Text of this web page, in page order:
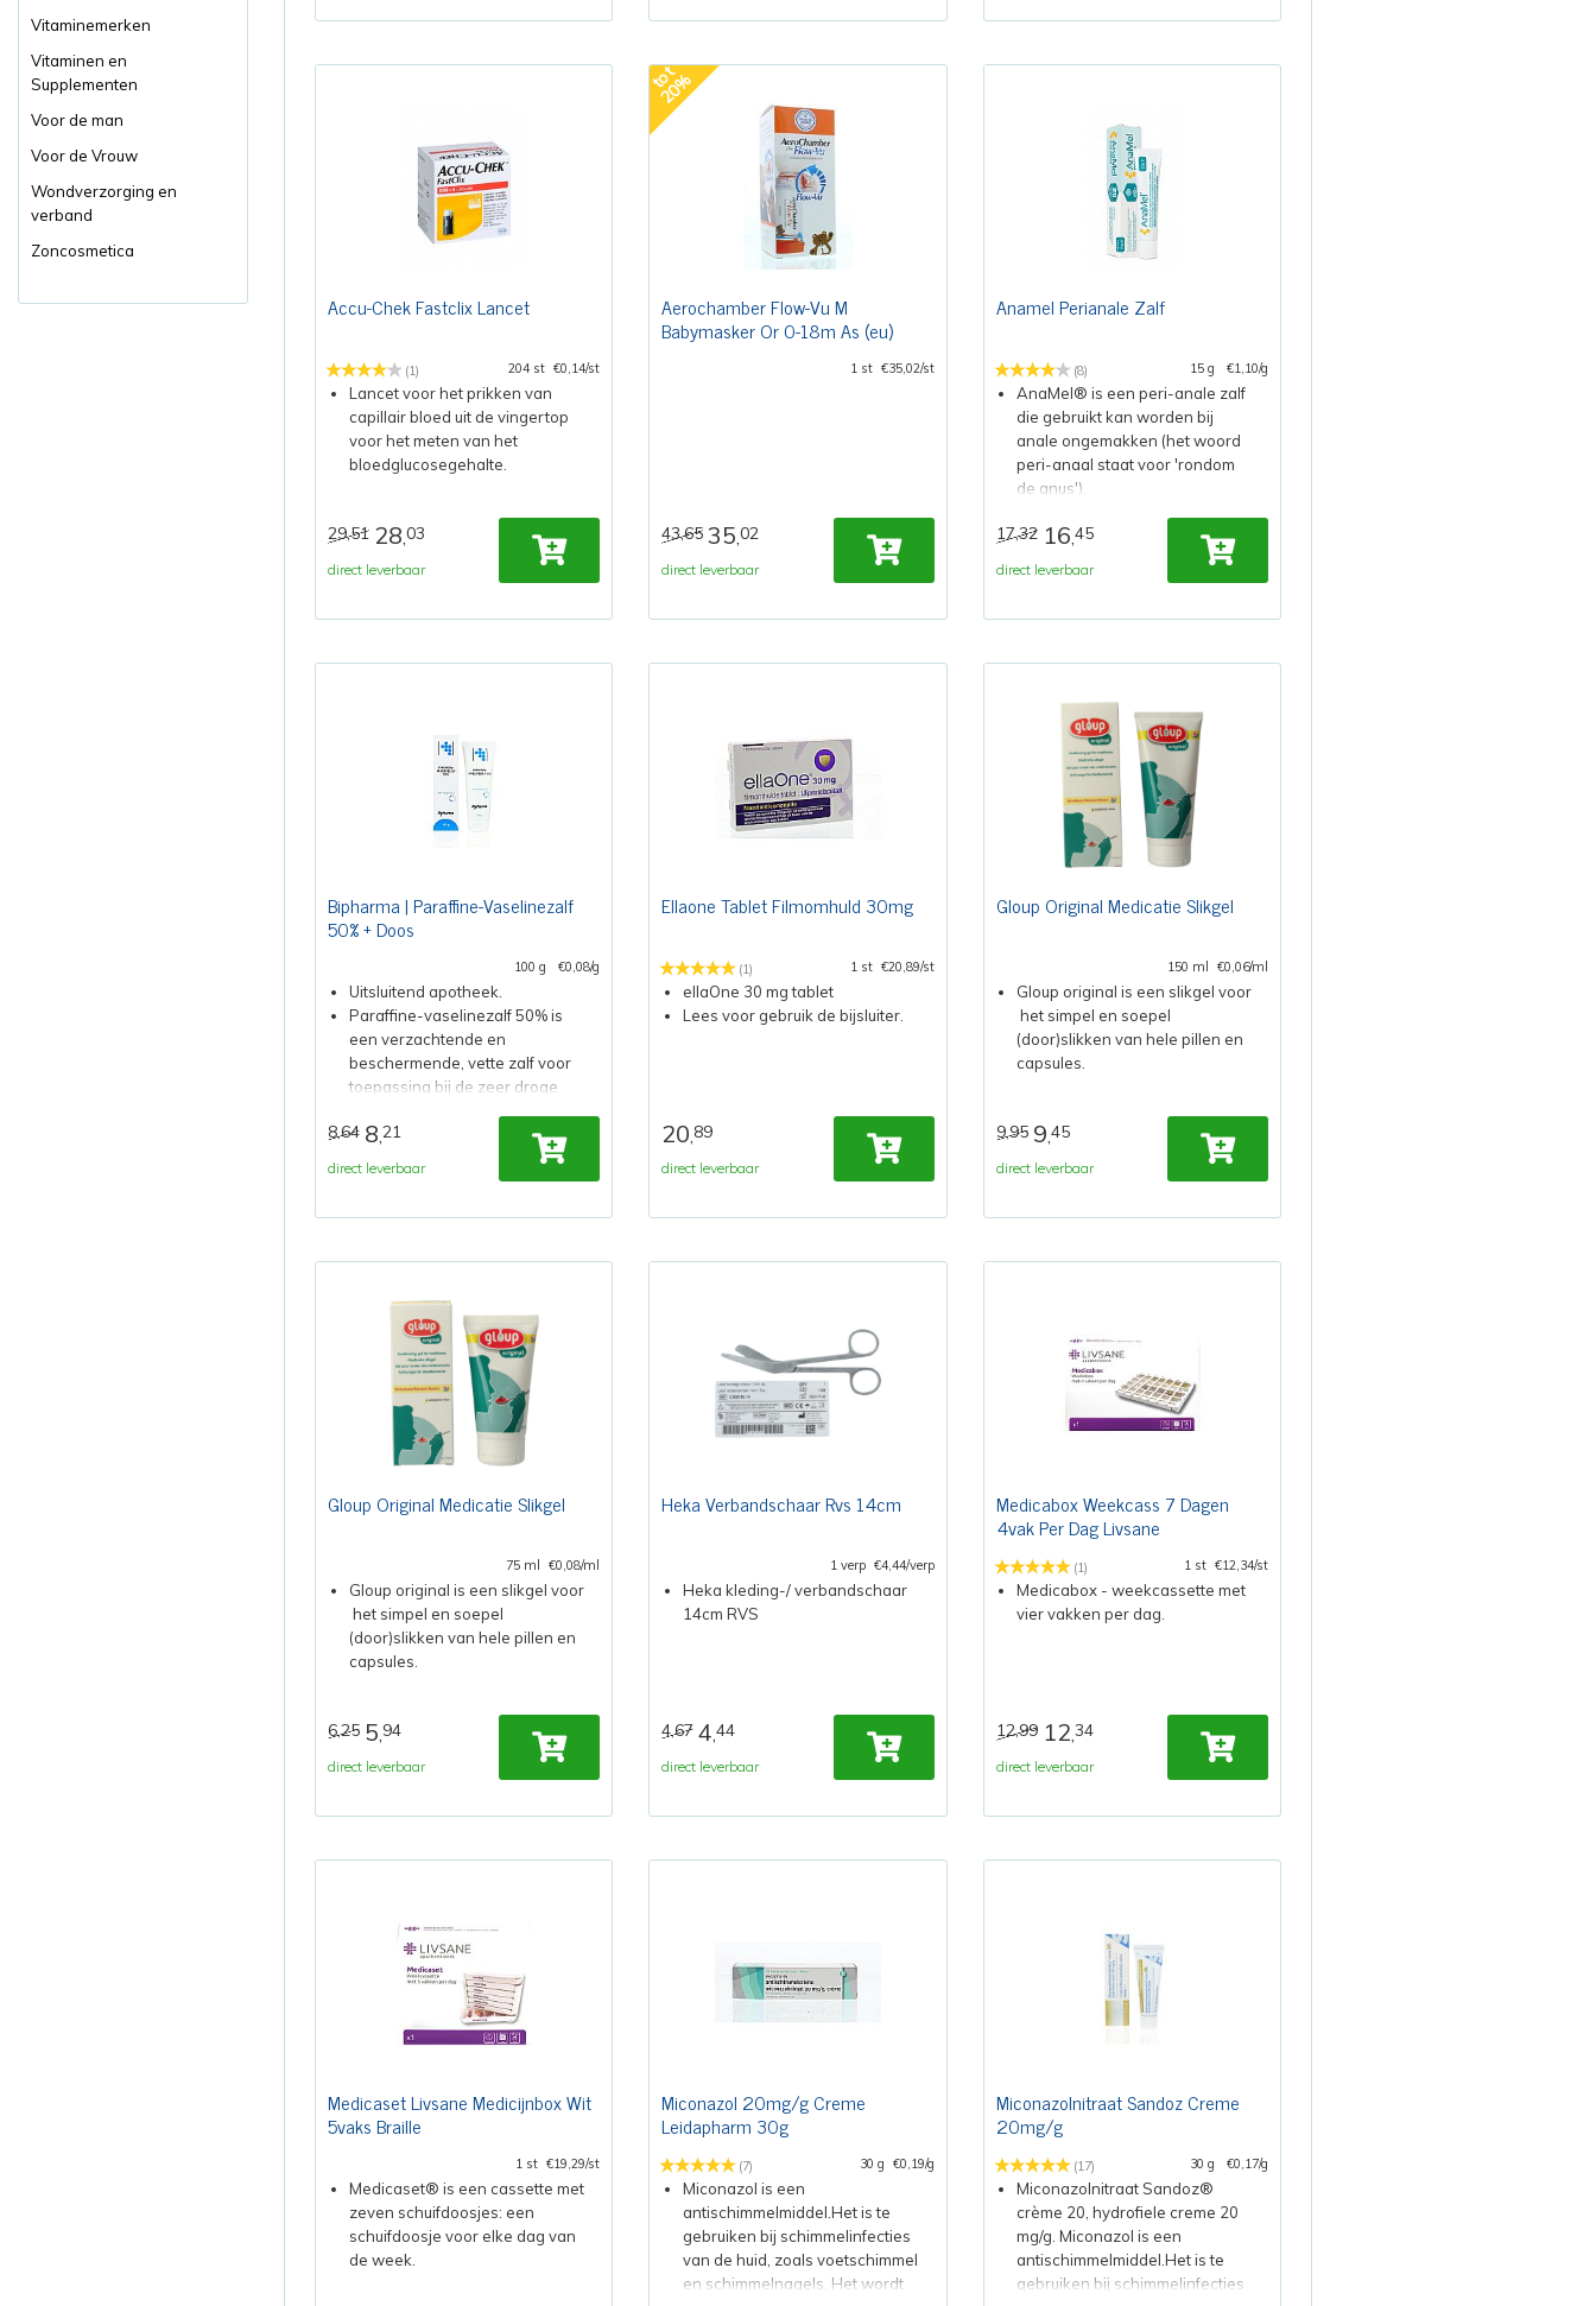
Vitaminemerken
Vitaminen en
Supplementen
Voor de man
Voor de Vrouw
Wondverzorging en
verband
Zoncosmetica
Accu-Chek Fastclix Lancet
(1) 204 st €0,14/st
Lancet voor het prikken van
capillair bloed uit de vingertop
voor het meten van het
bloedglucosegehalte.
29,51 28,03
direct leverbaar
t
o
t
2
0
%
Aerochamber Flow-Vu M
Babymasker Or 0-18m As (eu)
1 st €35,02/st
43,65 35,02
direct leverbaar
Anamel Perianale Zalf
(8) 15 g €1,10/g
AnaMel® is een peri-anale zalf
die gebruikt kan worden bij
anale ongemakken (het woord
peri-anaal staat voor 'rondom
de anus').
17,32 16,45
direct leverbaar
Bipharma | Paraffine-Vaselinezalf
50% + Doos
100 g €0,08/g
Uitsluitend apotheek.
Paraffine-vaselinezalf 50% is
een verzachtende en
beschermende, vette zalf voor
toepassing bij de zeer droge
8,64 8,21
direct leverbaar
Ellaone Tablet Filmomhuld 30mg
(1) 1 st €20,89/st
ellaOne 30 mg tablet
Lees voor gebruik de bijsluiter.
20,89
direct leverbaar
Gloup Original Medicatie Slikgel
150 ml €0,06/ml
Gloup original is een slikgel voor
het simpel en soepel
(door)slikken van hele pillen en
capsules.
9,95 9,45
direct leverbaar
Gloup Original Medicatie Slikgel
75 ml €0,08/ml
Gloup original is een slikgel voor
het simpel en soepel
(door)slikken van hele pillen en
capsules.
6,25 5,94
direct leverbaar
Heka Verbandschaar Rvs 14cm
1 verp €4,44/verp
Heka kleding-/ verbandschaar
14cm RVS
4,67 4,44
direct leverbaar
Medicabox Weekcass 7 Dagen
4vak Per Dag Livsane
(1) 1 st €12,34/st
Medicabox - weekcassette met
vier vakken per dag.
12,99 12,34
direct leverbaar
Medicaset Livsane Medicijnbox Wit
5vaks Braille
1 st €19,29/st
Medicaset® is een cassette met
zeven schuifdoosjes: een
schuifdoosje voor elke dag van
de week.
Miconazol 20mg/g Creme
Leidapharm 30g
(7) 30 g €0,19/g
Miconazol is een
antischimmelmiddel.Het is te
gebruiken bij schimmelinfecties
van de huid, zoals voetschimmel
en schimmelnagels. Het wordt
Miconazolnitraat Sandoz Creme
20mg/g
(17) 30 g €0,17/g
Miconazolnitraat Sandoz®
crème 20, hydrofiele creme 20
mg/g. Miconazol is een
antischimmelmiddel.Het is te
gebruiken bij schimmelinfecties